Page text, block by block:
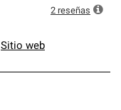
Sitio web
2 reseñas